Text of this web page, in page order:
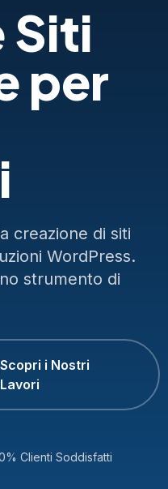
Siti
per
creazione di siti
WordPress.
strumento di
Scopri i Nostri
Lavori
Clienti Soddisfatti